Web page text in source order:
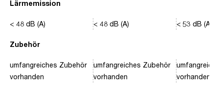
Lärmemission
Zubehör
< 48 dB (A)
umfangreiches Zubehör
vorhanden
< 48 dB (A)
umfangreiches Zubehör
vorhanden
< 53 dB (A)
vorhanden